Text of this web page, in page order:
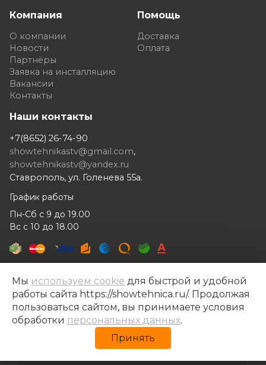
Компания
О компании
Новости
Партнёры
Заявка на инсталляцию
Вакансии
Контакты
Помощь
Доставка
Оплата
Наши контакты
+7(8652) 26-74-90
showtehnikastv@gmail.com,
showtehnikastv@yandex.ru
Ставрополь, ул. Голенева 55а.
График работы
Пн-Сб с 9 до 19.00
Вс с 10 до 18.00
Шоутехника © 2014- 2026
Разработка сайта —Рекламный контент
Политика конфиденциальности
Политика обработки персональных данных
Мы используем cookie для быстрой и удобной
работы сайта https://showtehnica.ru/. Продолжая
пользоваться сайтом, вы принимаете условия
обработки персональных данных.
Принять